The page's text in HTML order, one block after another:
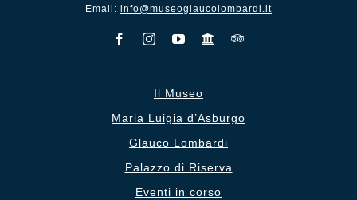
Email: info@museoglaucolombardi.it
Il Museo
Maria Luigia d’Asburgo
Glauco Lombardi
Palazzo di Riserva
Eventi in corso